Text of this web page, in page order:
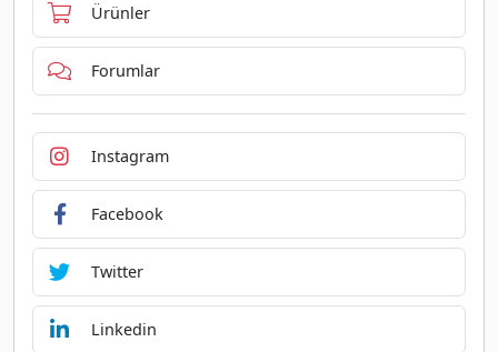
Ürünler
Forumlar
Instagram
Facebook
Twitter
Linkedin